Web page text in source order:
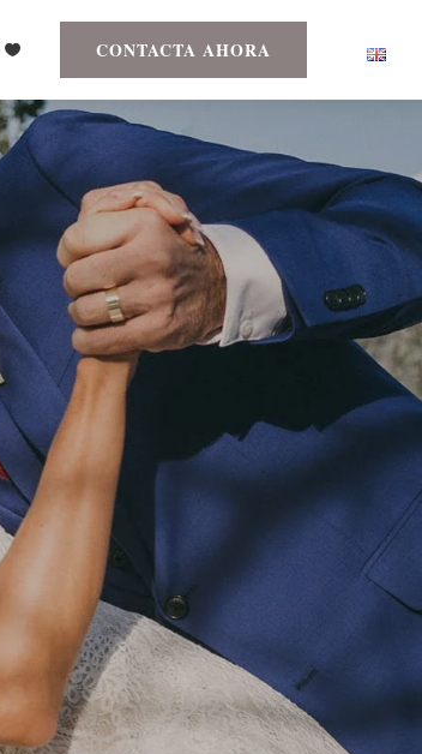
CONTACTA AHORA